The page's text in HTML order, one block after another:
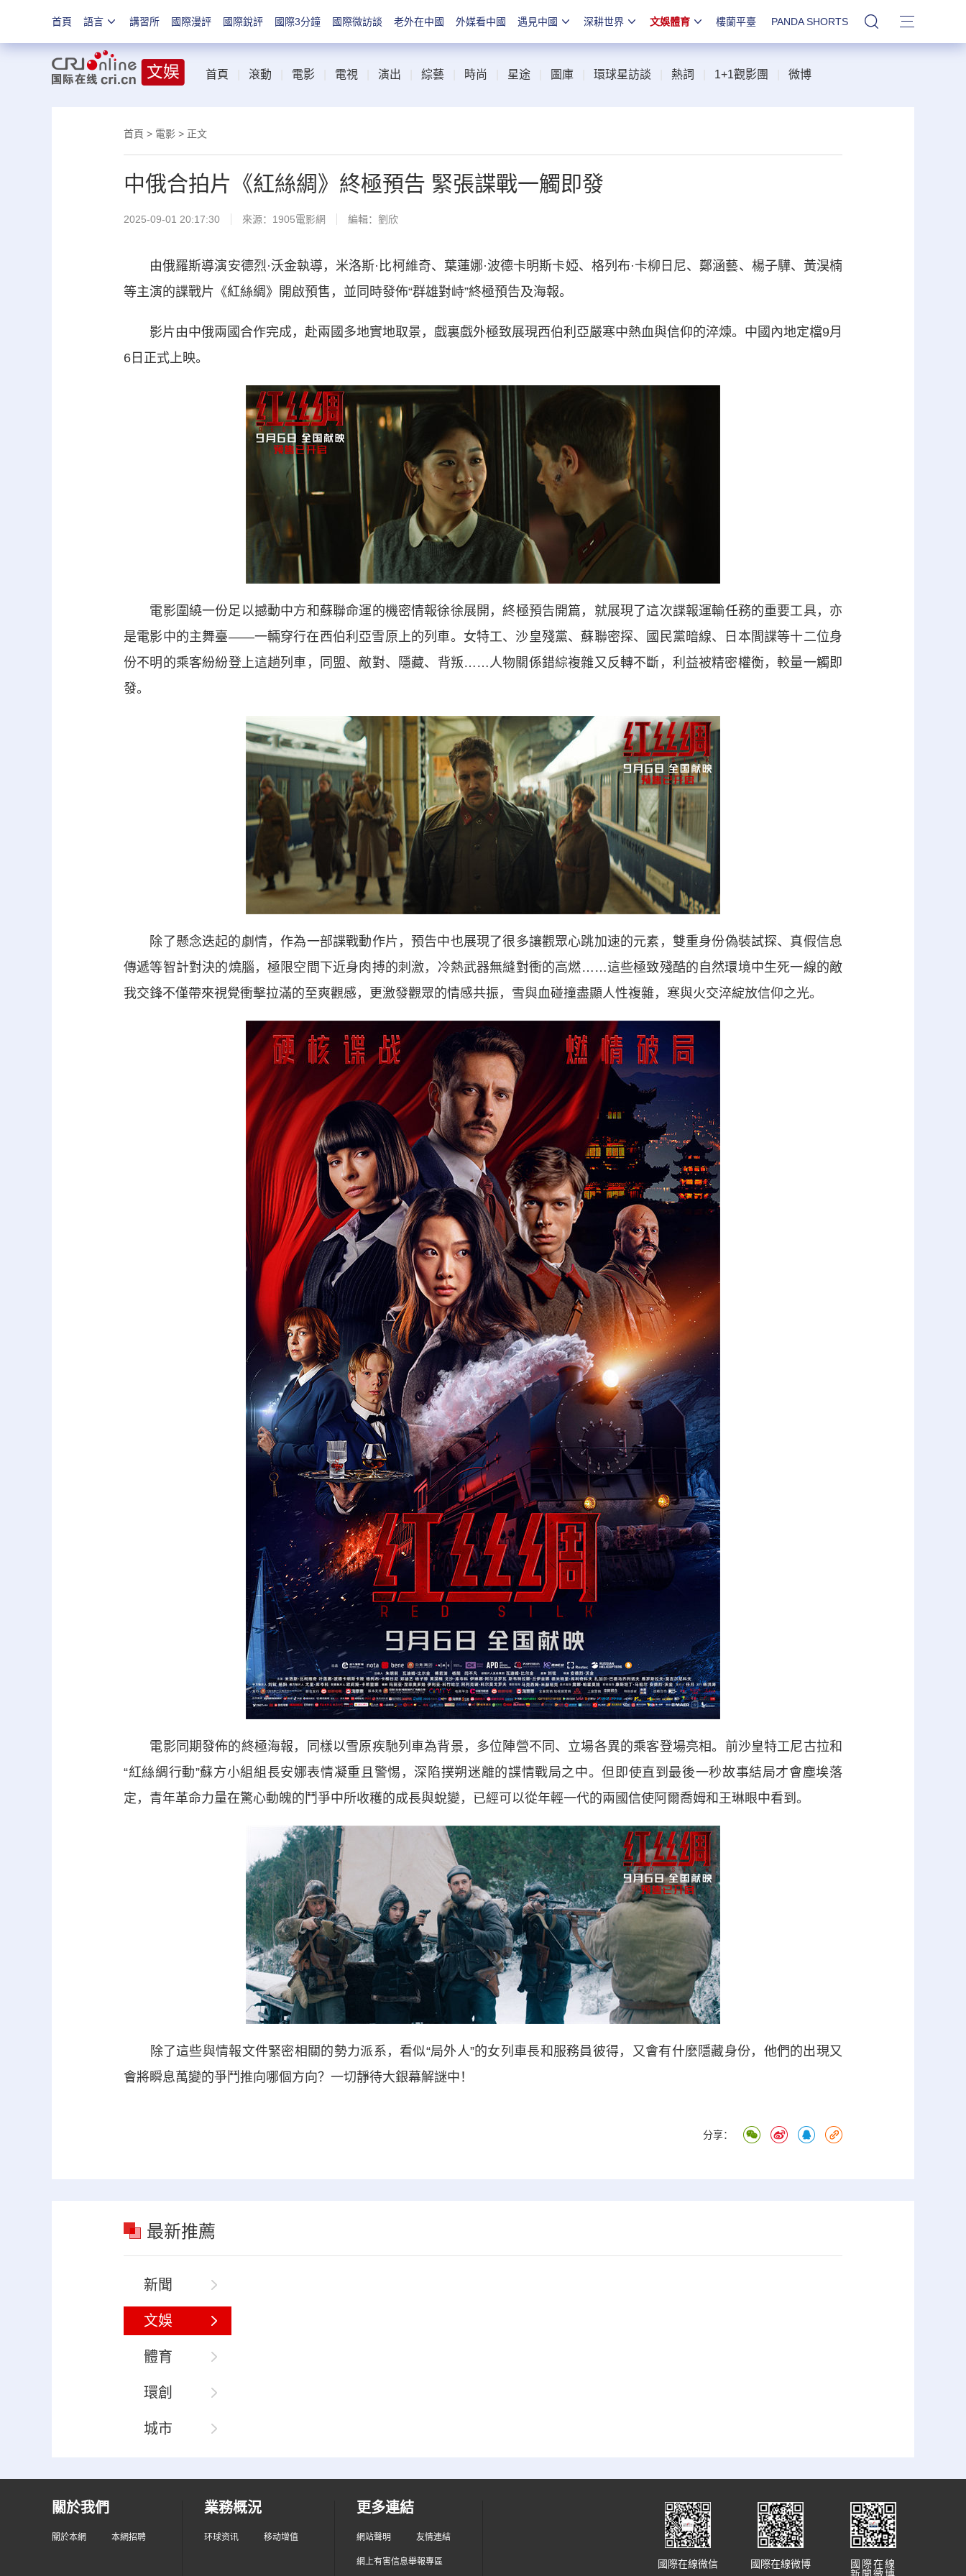
首頁 語言 講習所 國際漫評 國際銳評 國際3分鐘 國際微訪談 老外在中國 外媒看中國 遇見中國 深耕世界 文娛體育 樓蘭平臺 PANDA SHORTS 站內搜索
首頁 滾動 電影 電視 演出 綜藝 時尚 星途 圖庫 環球星訪談 熱詞 1+1觀影團 微博
首頁 > 電影 > 正文
中俄合拍片《紅絲綢》終極預告 緊張諜戰一觸即發
2025-09-01 20:17:30 來源： 1905電影網 編輯：劉欣
由俄羅斯導演安德烈·沃金執導，米洛斯·比柯維奇、葉蓮娜·波德卡明斯卡婭、格列布·卡柳日尼、鄭涵藝、楊子驊、黃淏楠
等主演的諜戰片《紅絲綢》開啟預售，並同時發佈“群雄對峙”終極預告及海報。
影片由中俄兩國合作完成，赴兩國多地實地取景，戲裏戲外極致展現西伯利亞嚴寒中熱血與信仰的淬煉。中國內地定檔9月
6日正式上映。
電影圍繞一份足以撼動中方和蘇聯命運的機密情報徐徐展開，終極預告開篇，就展現了這次諜報運輸任務的重要工具，亦
是電影中的主舞臺——一輛穿行在西伯利亞雪原上的列車。女特工、沙皇殘黨、蘇聯密探、國民黨暗線、日本間諜等十二位身
份不明的乘客紛紛登上這趟列車，同盟、敵對、隱藏、背叛……人物關係錯綜複雜又反轉不斷，利益被精密權衡，較量一觸即
發。
除了懸念迭起的劇情，作為一部諜戰動作片，預告中也展現了很多讓觀眾心跳加速的元素，雙重身份偽裝試探、真假信息
傳遞等智計對決的燒腦，極限空間下近身肉搏的刺激，冷熱武器無縫對衝的高燃……這些極致殘酷的自然環境中生死一線的敵
我交鋒不僅帶來視覺衝擊拉滿的至爽觀感，更激發觀眾的情感共振，雪與血碰撞盡顯人性複雜，寒與火交淬綻放信仰之光。
電影同期發佈的終極海報，同樣以雪原疾馳列車為背景，多位陣營不同、立場各異的乘客登場亮相。前沙皇特工尼古拉和
“紅絲綢行動”蘇方小組組長安娜表情凝重且警惕，深陷撲朔迷離的諜情戰局之中。但即使直到最後一秒故事結局才會塵埃落
定，青年革命力量在驚心動魄的鬥爭中所收穫的成長與蛻變，已經可以從年輕一代的兩國信使阿爾喬姆和王琳眼中看到。
除了這些與情報文件緊密相關的勢力派系，看似“局外人”的女列車長和服務員彼得，又會有什麼隱藏身份，他們的出現又
會將瞬息萬變的爭鬥推向哪個方向？一切靜待大銀幕解謎中！
分享：
最新推薦
新聞
文娛
體育
環創
城市
關於我們
關於本網 本網招聘
業務概況
环球资讯 移动增值
更多連結
網站聲明 友情連結
網上有害信息舉報專區
國際在線
國際在線微博
國際在線微信